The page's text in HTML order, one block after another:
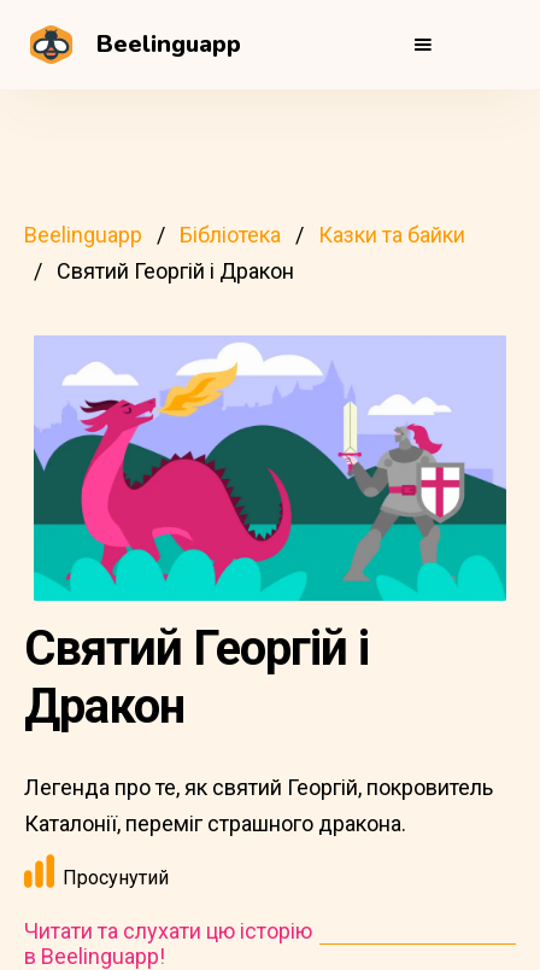
Beelinguapp
Beelinguapp Бібліотека
Казки та байки
Святий Георгій і Дракон
Святий Георгій і
Дракон
Легенда про те, як святий Георгій, покровитель
Каталонії, переміг страшного дракона.
Просунутий
Читати та слухати цю історію
в Beelinguapp!